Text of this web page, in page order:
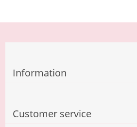
Information
Customer service